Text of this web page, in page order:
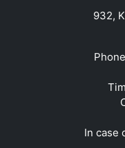
932,
In case